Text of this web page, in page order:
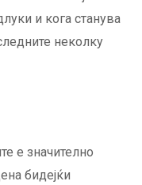
и кога станува
неколку
е значително
бидејќи